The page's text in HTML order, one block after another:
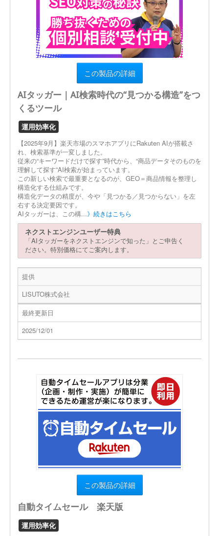
この製品の詳細
AIタッガー｜AI検索時代の“見つかる構造”をつ
くるツール
運用効率化
【2025年9月】楽天市場のスマホアプリにRakuten AIが搭載さ
れ、検索基準が一変しました。
従来の“キーワードだけで探す”時代から、“商品データそのものを
理解して探す”AI検索が始まっています。
この新しい検索で最重要となるのが、GEO＝商品情報を整理し
構造化する仕組みです。
構造化データの精度が、今や「見つかる／見つからない」を左
右する決定要因です。
AIタッガーは、この構...》続きはこちら
ネクストエンジンユーザー特典
「AIタッガーをネクストエンジンで知った」とご申告く
ださい。特別価格にてご案内します。
提供
LISUTO株式会社
最終更新日
2025/12/01
この製品の詳細
自動タイムセール 楽天版
運用効率化